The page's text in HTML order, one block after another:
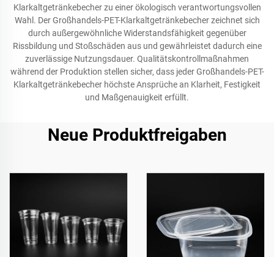
Klarkaltgetränkebecher zu einer ökologisch verantwortungsvollen
Wahl. Der Großhandels-PET-Klarkaltgetränkebecher zeichnet sich
durch außergewöhnliche Widerstandsfähigkeit gegenüber
Rissbildung und Stoßschäden aus und gewährleistet dadurch eine
zuverlässige Nutzungsdauer. Qualitätskontrollmaßnahmen
während der Produktion stellen sicher, dass jeder Großhandels-PET-
Klarkaltgetränkebecher höchste Ansprüche an Klarheit, Festigkeit
und Maßgenauigkeit erfüllt.
Neue Produktfreigaben